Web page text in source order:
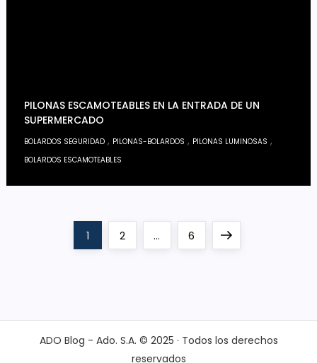
PILONAS ESCAMOTEABLES EN LA ENTRADA DE UN
SUPERMERCADO
BOLARDOS SEGURIDAD , PILONAS-BOLARDOS , PILONAS LUMINOSAS ,
BOLARDOS ESCAMOTEABLES
Page
1 Page
2 … Page
6
Next
ADO Blog - Ado. S.A. © 2025 · Todos los derechos
reservados